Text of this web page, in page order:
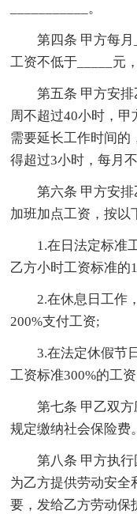
___________。
第四条 甲方每月
工资不低于_____元
第五条 甲方安
周不超过40小时，
需要延长工作时间的
得超过3小时，每月
第六条 甲方安
加班加点工资，按以
1.在日法定标准
乙方小时工资标准的
2.在休息日工作
200%支付工资;
3.在法定休假节
工资标准300%的工资
第七条 甲乙双
规定缴纳社会保险费。
第八条 甲方执
为乙方提供劳动安全
要，发给乙方劳动保